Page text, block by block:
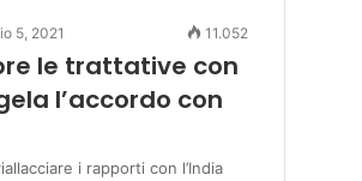
5, 2021 11.052
le trattative con
l’accordo con
i rapporti con l’India